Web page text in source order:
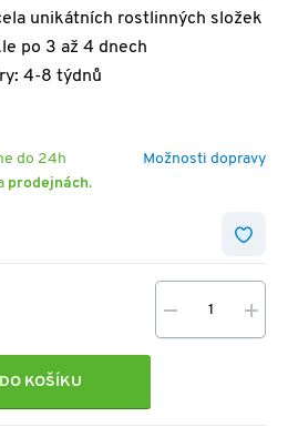
unikátních rostlinných složek
po 3 až 4 dnech
4-8 týdnů
Možnosti dopravy
do 24h
prodejnách.
DO KOŠÍKU